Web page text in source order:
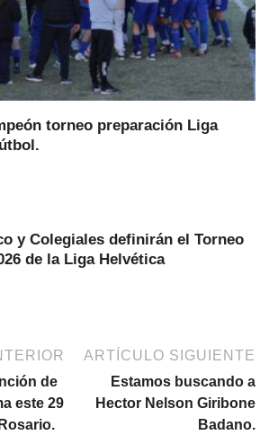
torneo preparación Liga
y Colegiales definirán el Torneo
de la Liga Helvética
de
este 29
ARTÍCULO SIGUIENTE
Estamos buscando a
Hector Nelson Giribone
Badano.